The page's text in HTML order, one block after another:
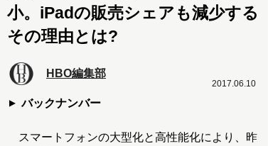
小。iPadの販売シェアも減少する
その理由とは?
HBO編集部
バックナンバー
2017.06.10
スマートフォンの大型化と高性能化により、昨